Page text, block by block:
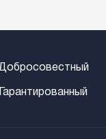
Гарантированный